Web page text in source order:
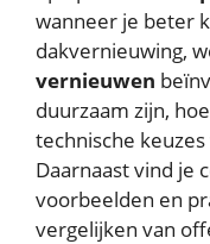
wanneer je beter
dakvernieuwing,
vernieuwen
duurzaam zijn,
technische
Daarnaast vind je
voorbeelden en
vergelijken van